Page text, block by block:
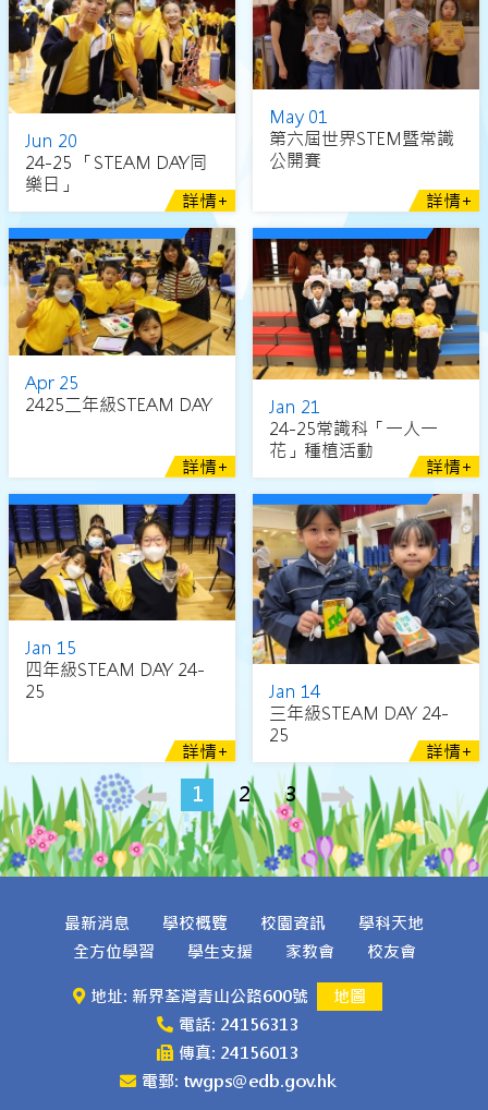
Jun 20
24-25 「STEAM DAY同
樂日」
詳情+
May 01
第六屆世界STEM暨常識
公開賽
詳情+
Apr 25
2425二年級STEAM DAY
詳情+
Jan 21
24-25常識科「一人一
花」種植活動
詳情+
Jan 15
四年級STEAM DAY 24-
25
詳情+
Jan 14
三年級STEAM DAY 24-
25
詳情+
1 2 3
最新消息 學校概覽 校園資訊
學科天地
全方位學習
學生支援 家教會 校友會
地址: 新界荃灣青山公路600號
地圖
電話: 24156313
傳真: 24156013
電郵: twgps@edb.gov.hk